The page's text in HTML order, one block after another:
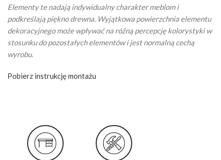
Elementy te nadają indywidualny charakter meblom i
podkreślają piękno drewna. Wyjątkowa powierzchnia elementu
dekoracyjnego może wpływać na różną percepcję kolorystyki w
stosunku do pozostałych elementów i jest normalną cechą
wyrobu.
Pobierz instrukcję montażu